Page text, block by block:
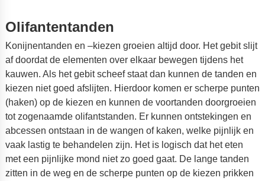
Olifantentanden
Konijnentanden en –kiezen groeien altijd door. Het gebit slijt
af doordat de elementen over elkaar bewegen tijdens het
kauwen. Als het gebit scheef staat dan kunnen de tanden en
kiezen niet goed afslijten. Hierdoor komen er scherpe punten
(haken) op de kiezen en kunnen de voortanden doorgroeien
tot zogenaamde olifantstanden. Er kunnen ontstekingen en
abcessen ontstaan in de wangen of kaken, welke pijnlijk en
vaak lastig te behandelen zijn. Het is logisch dat het eten
met een pijnlijke mond niet zo goed gaat. De lange tanden
zitten in de weg en de scherpe punten op de kiezen prikken